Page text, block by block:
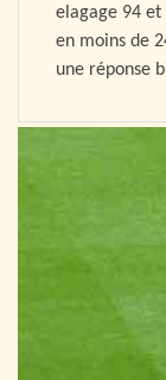
elagage 94 et
en moins de
une réponse